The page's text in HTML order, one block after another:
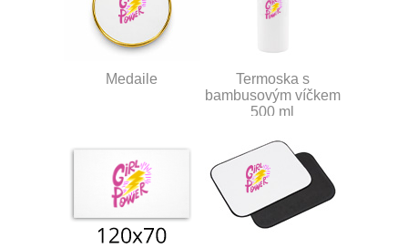
Medaile
Termoska s
bambusovým víčkem
500 ml